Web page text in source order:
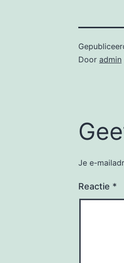
Door admin
Je e-
Reactie *